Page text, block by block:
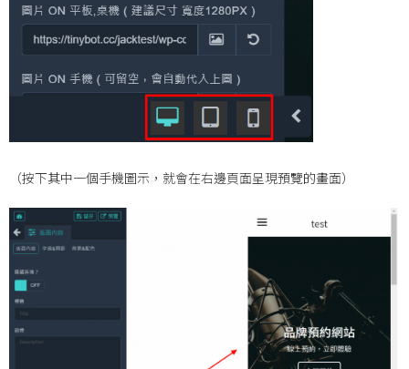
（按下其中一個手機圖示，就會在右邊頁面呈現預覽的畫面）